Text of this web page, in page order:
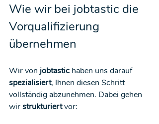
Wie wir bei jobtastic die
Vorqualifizierung
übernehmen
Wir von jobtastic haben uns darauf
spezialisiert, Ihnen diesen Schritt
vollständig abzunehmen. Dabei gehen
wir strukturiert vor: